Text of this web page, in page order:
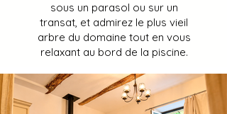
sous un parasol ou sur un
transat, et admirez le plus vieil
arbre du domaine tout en vous
relaxant au bord de la piscine.